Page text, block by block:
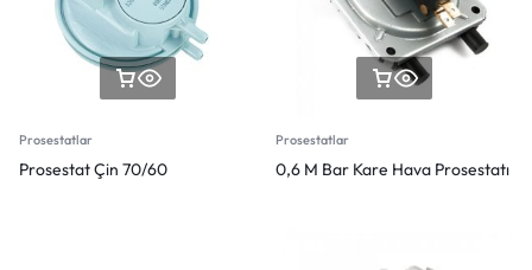
Prosestatlar
Prosestat Çin 70/60
Prosestatlar
0,6 M Bar Kare Hava Prosestatı